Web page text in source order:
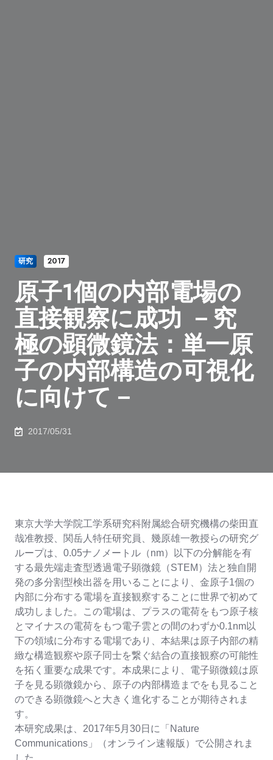
研究 2017
原子1個の内部電場の
直接観察に成功 －究
極の顕微鏡法：単一原
子の内部構造の可視化
に向けて－
2017/05/31
東京大学大学院工学系研究科附属総合研究機構の柴田直
哉准教授、関岳人特任研究員、幾原雄一教授らの研究グ
ループは、 0.05ナノメートル（nm）以下の分解能を有
する最先端走査型透過電子顕微鏡（STEM ）法と独自開
発の多分割型検出器を用いることにより、金原子1個の
内部に分布する電場を直接観察することに世界で初めて
成功しました。この電場は、プラスの電荷をもつ原子核
とマイナスの電荷をもつ電子雲との間のわずか0.1nm以
下の領域に分布する電場であり、本結果は原子内部の精
緻な構造観察や原子同士を繋ぐ結合の直接観察の可能性
を拓く重要な成果です。本成果により、電子顕微鏡は原
子を見る顕微鏡から、原子の内部構造までをも見ること
のできる顕微鏡へと大きく進化することが期待されま
す。
本研究成果は、 2017年5月 30日に「 Nature
Communications 」（オンライン速報版）で公開されま
した。